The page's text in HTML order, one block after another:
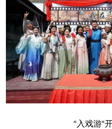
“入戏游“